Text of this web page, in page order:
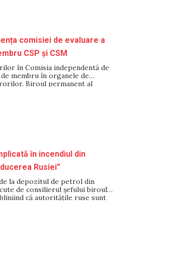
comisiei de evaluare a
CSP și CSM
în Comisia independentă de
membru în organele de
Biroul permanent al
ordinea de zi pentru lucrările
dezbate proiectele
în incendiul din
Rusiei”
la depozitul de petrol din
de consilierul șefului biroului
că autoritățile ruse sunt
pe teritoriul Rusiei, iar Ucraina